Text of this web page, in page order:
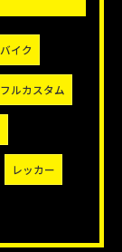
バイク
フルカスタム
レッカー